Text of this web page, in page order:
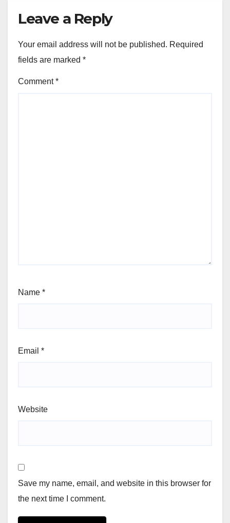
Leave a Reply
Your email address will not be published. Required
fields are marked *
Comment*
Name *
Email *
Website
Save my name, email, and website in this browser for
the next time I comment.